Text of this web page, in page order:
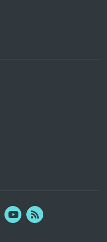
YouTubeRSS